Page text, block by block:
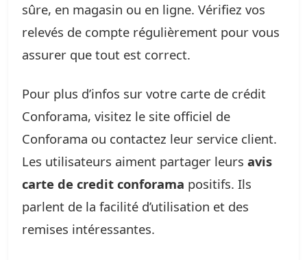
sûre, en magasin ou en ligne. Vérifiez vos
relevés de compte régulièrement pour vous
assurer que tout est correct.
Pour plus d’infos sur votre carte de crédit
Conforama, visitez le site officiel de
Conforama ou contactez leur service client.
Les utilisateurs aiment partager leurs avis
carte de credit conforama positifs. Ils
parlent de la facilité d’utilisation et des
remises intéressantes.